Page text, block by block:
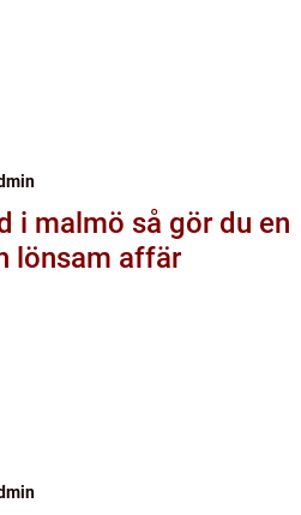
så gör du en
lönsam affär